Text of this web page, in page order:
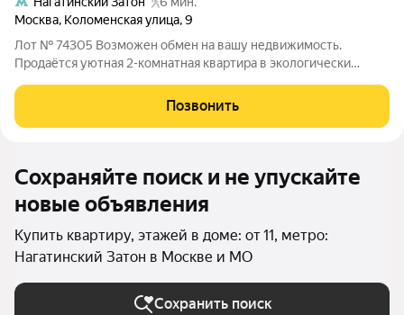
Москва, Коломенская улица,9
Лот № 74305 Возможен обмен на вашу недвижимость.
Продаётся уютная 2-комнатная квартира в экологически
на реку и во двор- распашонка, после качественного
капитального ремонта- меняли буквально
Позвонить
Сохраняйте поиск и не упускайте
новые объявления
Купить квартиру, этажей в доме: от 11, метро:
Нагатинский Затон в Москве и МО
Сохранить поиск